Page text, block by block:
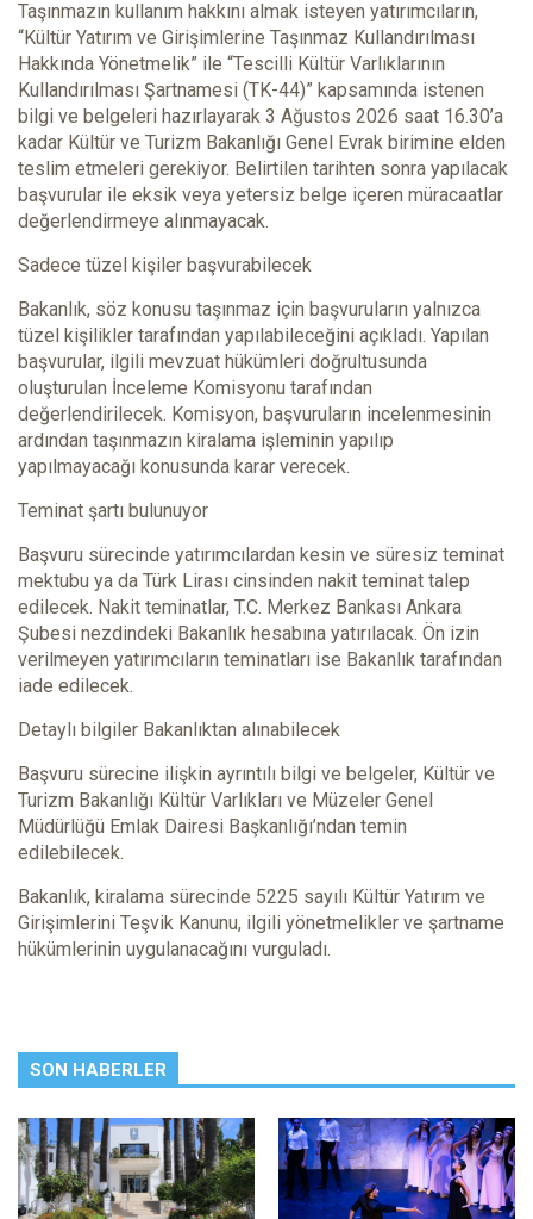
Taşınmazın kullanım hakkını almak isteyen yatırımcıların,
“Kültür Yatırım ve Girişimlerine Taşınmaz Kullandırılması
Hakkında Yönetmelik” ile “Tescilli Kültür Varlıklarının
Kullandırılması Şartnamesi (TK-44)” kapsamında istenen
bilgi ve belgeleri hazırlayarak 3 Ağustos 2026 saat 16.30’a
kadar Kültür ve Turizm Bakanlığı Genel Evrak birimine elden
teslim etmeleri gerekiyor. Belirtilen tarihten sonra yapılacak
başvurular ile eksik veya yetersiz belge içeren müracaatlar
değerlendirmeye alınmayacak.
Sadece tüzel kişiler başvurabilecek
Bakanlık, söz konusu taşınmaz için başvuruların yalnızca
tüzel kişilikler tarafından yapılabileceğini açıkladı. Yapılan
başvurular, ilgili mevzuat hükümleri doğrultusunda
oluşturulan İnceleme Komisyonu tarafından
değerlendirilecek. Komisyon, başvuruların incelenmesinin
ardından taşınmazın kiralama işleminin yapılıp
yapılmayacağı konusunda karar verecek.
Teminat şartı bulunuyor
Başvuru sürecinde yatırımcılardan kesin ve süresiz teminat
mektubu ya da Türk Lirası cinsinden nakit teminat talep
edilecek. Nakit teminatlar, T.C. Merkez Bankası Ankara
Şubesi nezdindeki Bakanlık hesabına yatırılacak. Ön izin
verilmeyen yatırımcıların teminatları ise Bakanlık tarafından
iade edilecek.
Detaylı bilgiler Bakanlıktan alınabilecek
Başvuru sürecine ilişkin ayrıntılı bilgi ve belgeler, Kültür ve
Turizm Bakanlığı Kültür Varlıkları ve Müzeler Genel
Müdürlüğü Emlak Dairesi Başkanlığı’ndan temin
edilebilecek.
Bakanlık, kiralama sürecinde 5225 sayılı Kültür Yatırım ve
Girişimlerini Teşvik Kanunu, ilgili yönetmelikler ve şartname
hükümlerinin uygulanacağını vurguladı.
SON HABERLER